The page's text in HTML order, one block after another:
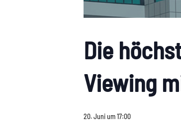
Die
Viewing
20. Juni um 17:00